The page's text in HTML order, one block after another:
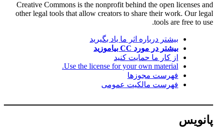
Creative Commons is the nonprofit behind the open licenses and
other legal tools that allow creators to share their work. Our legal
tools are free to use.
بیشتر درباره اثر ما یاد بگیرید
بیشتر در مورد CC بیاموزید
از کار ما حمایت کنید
Use the license for your own material.
فهرست مجوزها
فهرست مالکیت عمومی
پانویس